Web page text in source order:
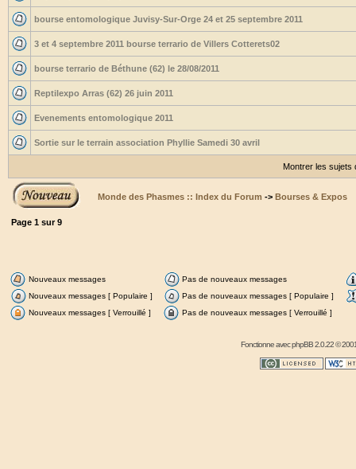
bourse entomologique Juvisy-Sur-Orge 24 et 25 septembre 2011
3 et 4 septembre 2011 bourse terrario de Villers Cotterets02
bourse terrario de Béthune (62) le 28/08/2011
Reptilexpo Arras (62) 26 juin 2011
Evenements entomologique 2011
Sortie sur le terrain association Phyllie Samedi 30 avril
Montrer les sujets
Monde des Phasmes :: Index du Forum -> Bourses & Expos
Page 1 sur9
Nouveaux messages
Pas de nouveaux messages
Nouveaux messages [ Populaire ]
Pas de nouveaux messages [ Populaire ]
Nouveaux messages [ Verrouillé ]
Pas de nouveaux messages [ Verrouillé ]
Fonctionne avecphpBB2.0.22 ©